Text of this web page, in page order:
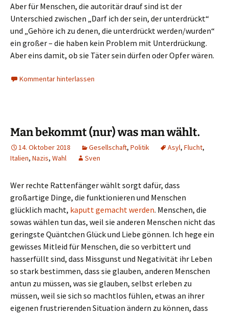
Aber für Menschen, die autoritär drauf sind ist der
Unterschied zwischen „Darf ich der sein, der unterdrückt“
und „Gehöre ich zu denen, die unterdrückt werden/wurden“
ein großer – die haben kein Problem mit Unterdrückung.
Aber eins damit, ob sie Täter sein dürfen oder Opfer wären.
Kommentar hinterlassen
Man bekommt (nur) was man wählt.
14. Oktober 2018 Gesellschaft, Politik Asyl, Flucht,
Italien, Nazis, Wahl Sven
Wer rechte Rattenfänger wählt sorgt dafür, dass
großartige Dinge, die funktionieren und Menschen
glücklich macht, kaputt gemacht werden. Menschen, die
sowas wählen tun das, weil sie anderen Menschen nicht das
geringste Quäntchen Glück und Liebe gönnen. Ich hege ein
gewisses Mitleid für Menschen, die so verbittert und
hasserfüllt sind, dass Missgunst und Negativität ihr Leben
so stark bestimmen, dass sie glauben, anderen Menschen
antun zu müssen, was sie glauben, selbst erleben zu
müssen, weil sie sich so machtlos fühlen, etwas an ihrer
eigenen frustrierenden Situation ändern zu können, dass